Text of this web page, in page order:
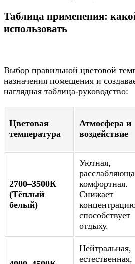
Таблица применения:
использовать
Выбор правильной цветовой
назначения помещения и
наглядная таблица-руководство:
Цветовая
температура
Атмосфера и
воздействие
2700–3500К
(Тёплый
белый)
Уютная,
комфортная.
Снижает
способствует
отдыху.
Нейтральная,
естественная,